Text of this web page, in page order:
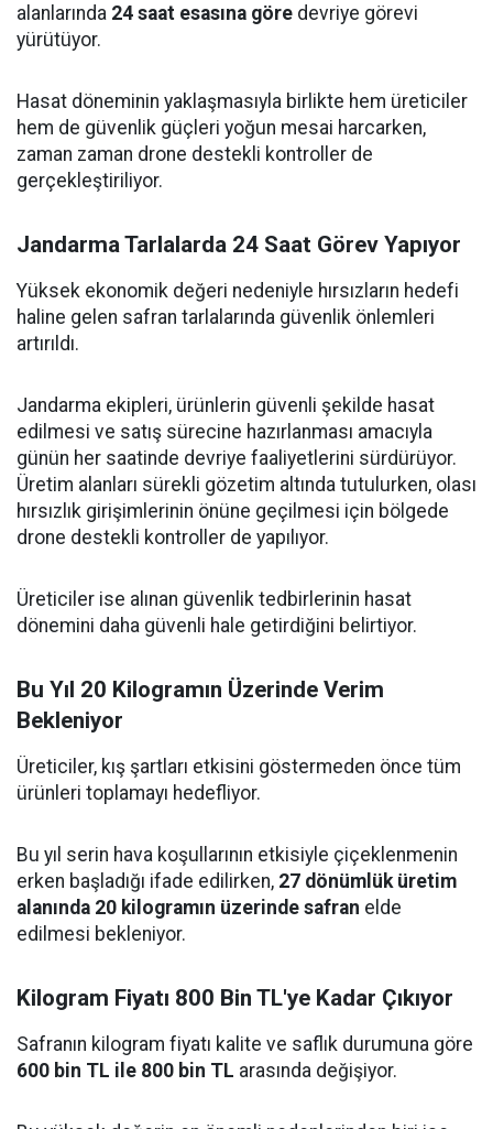
alanlarında 24 saat esasına göre devriye görevi
yürütüyor.
Hasat döneminin yaklaşmasıyla birlikte hem üreticiler
hem de güvenlik güçleri yoğun mesai harcarken,
zaman zaman drone destekli kontroller de
gerçekleştiriliyor.
Jandarma Tarlalarda 24 Saat Görev Yapıyor
Yüksek ekonomik değeri nedeniyle hırsızların hedefi
haline gelen safran tarlalarında güvenlik önlemleri
artırıldı.
Jandarma ekipleri, ürünlerin güvenli şekilde hasat
edilmesi ve satış sürecine hazırlanması amacıyla
günün her saatinde devriye faaliyetlerini sürdürüyor.
Üretim alanları sürekli gözetim altında tutulurken, olası
hırsızlık girişimlerinin önüne geçilmesi için bölgede
drone destekli kontroller de yapılıyor.
Üreticiler ise alınan güvenlik tedbirlerinin hasat
dönemini daha güvenli hale getirdiğini belirtiyor.
Bu Yıl 20 Kilogramın Üzerinde Verim
Bekleniyor
Üreticiler, kış şartları etkisini göstermeden önce tüm
ürünleri toplamayı hedefliyor.
Bu yıl serin hava koşullarının etkisiyle çiçeklenmenin
erken başladığı ifade edilirken, 27 dönümlük üretim
alanında 20 kilogramın üzerinde safran elde
edilmesi bekleniyor.
Kilogram Fiyatı 800 Bin TL'ye Kadar Çıkıyor
Safranın kilogram fiyatı kalite ve saflık durumuna göre
600 bin TL ile 800 bin TL arasında değişiyor.